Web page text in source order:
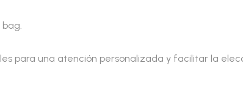
bag.
para una atención personalizada y facilitar la